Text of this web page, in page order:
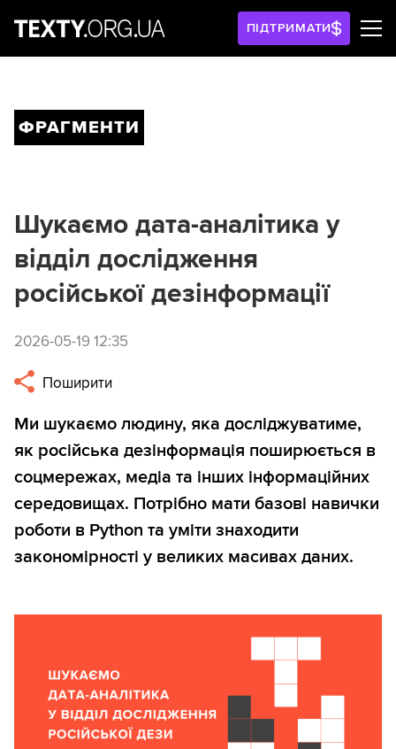
ПІДТРИМАТИ
ФРАГМЕНТИ
Шукаємо дата-аналітика у
відділ дослідження
російської дезінформації
2026-05-19 12:35
Поширити
Ми шукаємо людину, яка досліджуватиме,
як російська дезінформація поширюється в
соцмережах, медіа та інших інформаційних
середовищах. Потрібно мати базові навички
роботи в Python та уміти знаходити
закономірності у великих масивах даних.